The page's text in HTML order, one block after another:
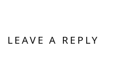
LEAVE A REPLY